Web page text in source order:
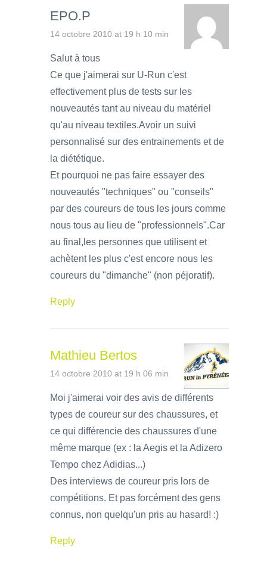
EPO.P
14 octobre 2010 at 19 h 10 min
Salut à tous
Ce que j'aimerai sur U-Run c'est
effectivement plus de tests sur les
nouveautés tant au niveau du matériel
qu'au niveau textiles.Avoir un suivi
personnalisé sur des entrainements et de
la diététique.
Et pourquoi ne pas faire essayer des
nouveautés "techniques" ou "conseils"
par des coureurs de tous les jours comme
nous tous au lieu de "professionnels".Car
au final,les personnes que utilisent et
achètent les plus c'est encore nous les
coureurs du "dimanche" (non péjoratif).
Reply
Mathieu Bertos
14 octobre 2010 at 19 h 06 min
Moi j'aimerai voir des avis de différents
types de coureur sur des chaussures, et
ce qui différencie des chaussures d'une
même marque (ex : la Aegis et la Adizero
Tempo chez Adidias...)
Des interviews de coureur pris lors de
compétitions. Et pas forcément des gens
connus, non quelqu'un pris au hasard! :)
Reply